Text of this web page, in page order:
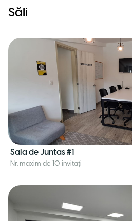
Săli
Sala de Juntas #1
Nr. maxim de 10 invitați